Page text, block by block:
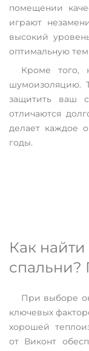
помещении
играют
высокий
оптимальную
Кроме того,
шумоизоляцию.
защитить ваш
отличаются
делает каждое
годы.
Как
спальни?
При выборе
ключевых
хорошей
от Виконт